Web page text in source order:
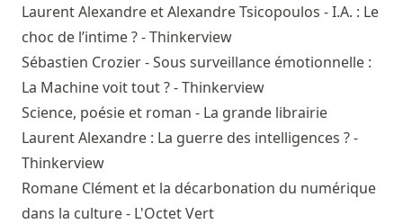
Laurent Alexandre et Alexandre Tsicopoulos - I.A. : Le
choc de l’intime ? - Thinkerview
Sébastien Crozier - Sous surveillance émotionnelle :
La Machine voit tout ? - Thinkerview
Science, poésie et roman - La grande librairie
Laurent Alexandre : La guerre des intelligences ? -
Thinkerview
Romane Clément et la décarbonation du numérique
dans la culture - L'Octet Vert